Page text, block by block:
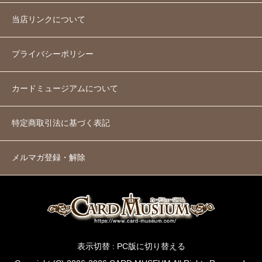
当店リンクについて
プライバシーポリシー
カードミュージアムについて
特定商取引法に基づく表記
メルマガ登録・解除
表示切替 : PC版に切り替える